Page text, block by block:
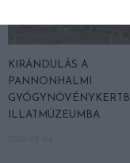
KIRÁNDULÁS A
PANNONHALMI
ILLATMÚZEUMBA